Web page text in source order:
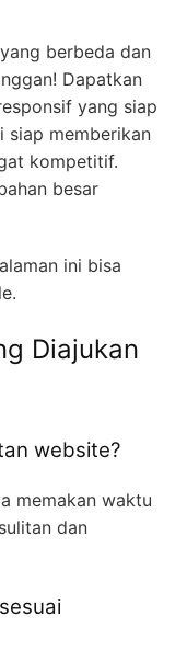
berbeda dan
Dapatkan
yang siap
siap memberikan
kompetitif.
besar
ini bisa
Diajukan
website?
memakan waktu
dan